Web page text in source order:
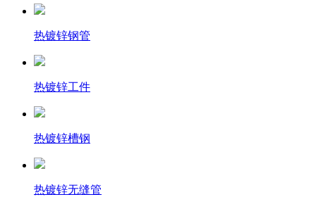
热镀锌钢管
热镀锌工件
热镀锌槽钢
热镀锌无缝管